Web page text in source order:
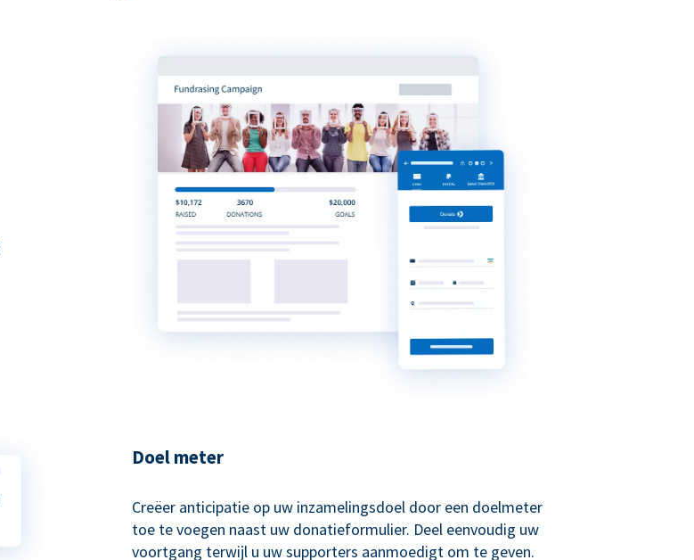
Doel meter
Creëer anticipatie op uw inzamelingsdoel door een doelmeter
toe te voegen naast uw donatieformulier. Deel eenvoudig uw
voortgang terwijl u uw supporters aanmoedigt om te geven.